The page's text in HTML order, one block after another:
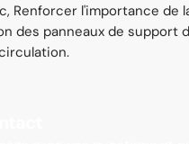
Renforcer l'importance de
des panneaux de support